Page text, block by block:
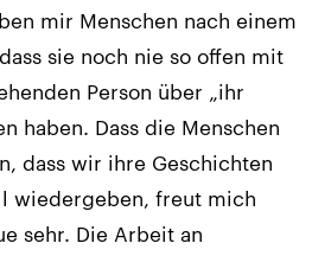
mir Menschen nach einem
sie noch nie so offen mit
Person über „ihr
haben. Dass die Menschen
dass wir ihre Geschichten
wiedergeben, freut mich
sehr. Die Arbeit an